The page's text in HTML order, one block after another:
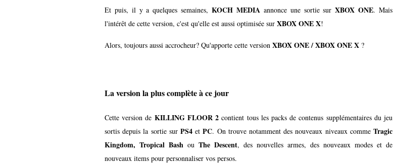
Et puis, il y a quelques semaines,KOCH MEDIA annonce une sortie surXBOX ONE. Mais
l'intérêt de cette version, c'est qu'elle est aussi optimisée sur XBOX ONE X!
Alors, toujours aussi accrocheur? Qu'apporte cette version XBOX ONE / XBOX ONE X ?
La version la plus complète à ce jour
Cette version de KILLING FLOOR 2 contient tous les packs de contenus supplémentaires du jeu
sortis depuis la sortie sur PS4 etPC. On trouve notamment des nouveaux niveaux commeTragic
Kingdom, Tropical Bash ou The Descent, des nouvelles armes, des nouveaux modes et de
nouveaux items pour personnaliser vos persos.